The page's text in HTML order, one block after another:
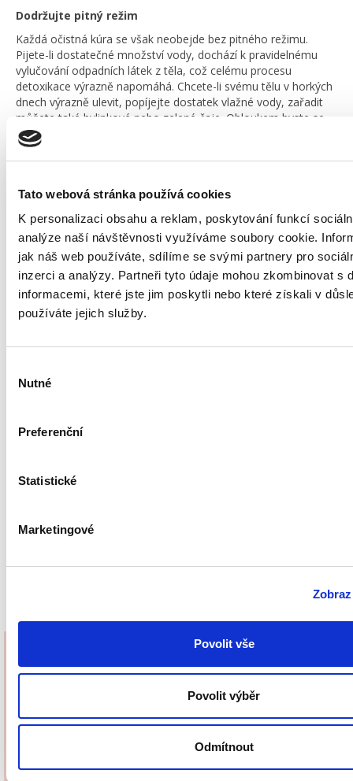
Tato webová stránka používá cookies
K personalizaci obsahu a reklam, poskytování funkcí
analýze naší návštěvnosti využíváme soubory cookie.
jak náš web používáte, sdílíme se svými partnery pro
inzerci a analýzy. Partneři tyto údaje mohou zkombinovat s
informacemi, které jste jim poskytli nebo které získali v
používáte jejich služby.
souhlasu
Nutné
Preferenční
Statistické
Marketingové
Povolit vše
Povolit výběr
Odmítnout
Dodržujte pitný režim
Každá očistná kúra se však neobejde bez pitného režimu.
Pijete-li dostatečné množství vody, dochází k pravidelnému
vylučování odpadních látek z těla, což celému procesu
detoxikace výrazně napomáhá. Chcete-li svému tělu v horkých
dnech výrazně ulevit, popíjejte dostatek vlažné vody, zařadit
můžete také bylinkové nebo zelené čaje. Obloukem byste se
však měli vyhnout všem slazeným limonádám a alkoholickým
nápojům, které tělo zbytečně zatěžují prázdnými kaloriemi. A
pozor si dejte také na kávu, při zvýšené konzumaci hrozí tělu
popíjet větší sklenici vody.
A co vy na to?
Jméno*
E-mail: (nebude publikován)*
Nejnovější příspěvky
Největší chyby při výběru barev do interiéru
Jak kombinovat různé druhy dřeva v jednom interiéru